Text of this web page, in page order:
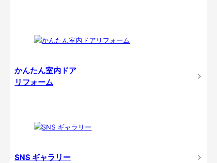
かんたん室内ドア
リフォーム
SNS ギャラリー